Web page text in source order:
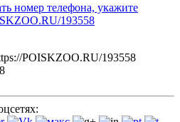
номер телефона, укажите
193558
POISKZOO.RU/193558